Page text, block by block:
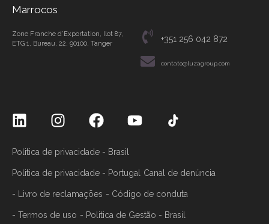
Marrocos
Zone Franche d’Exportation, Ilot 87,
ETG 1, Bureau, 22, 90100, Tanger
+351 256 042 872
contato@luzagroup.com
Politica de privacidade - Brasil
Politica de privacidade - Portugal Canal de denúncia
- Livro de reclamações - Código de conduta
- Termos de uso - Politica de Gestão - Brasil